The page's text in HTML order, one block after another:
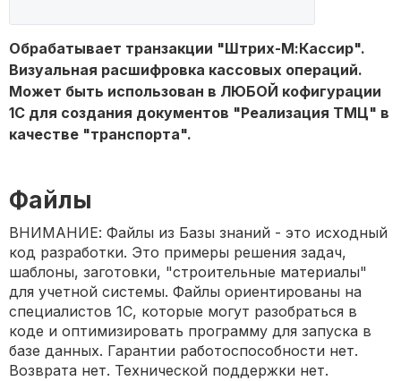
Обрабатывает транзакции "Штрих-М:Кассир".
Визуальная расшифровка кассовых операций.
Может быть использован в ЛЮБОЙ кофигурации
1С для создания документов "Реализация ТМЦ" в
качестве "транспорта".
Файлы
ВНИМАНИЕ: Файлы из Базы знаний - это исходный
код разработки. Это примеры решения задач,
шаблоны, заготовки, "строительные материалы"
для учетной системы. Файлы ориентированы на
специалистов 1С, которые могут разобраться в
коде и оптимизировать программу для запуска в
базе данных. Гарантии работоспособности нет.
Возврата нет. Технической поддержки нет.